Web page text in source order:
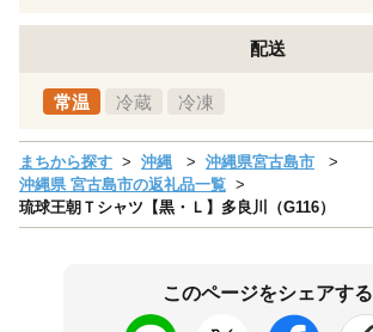
配送
常温 冷蔵 冷凍
まちから探す 沖縄
沖縄県宮古島市
沖縄県 宮古島市の返礼品一覧
琉球王朝Ｔシャツ【黒・Ｌ】多良川（G116）
このページをシェアする